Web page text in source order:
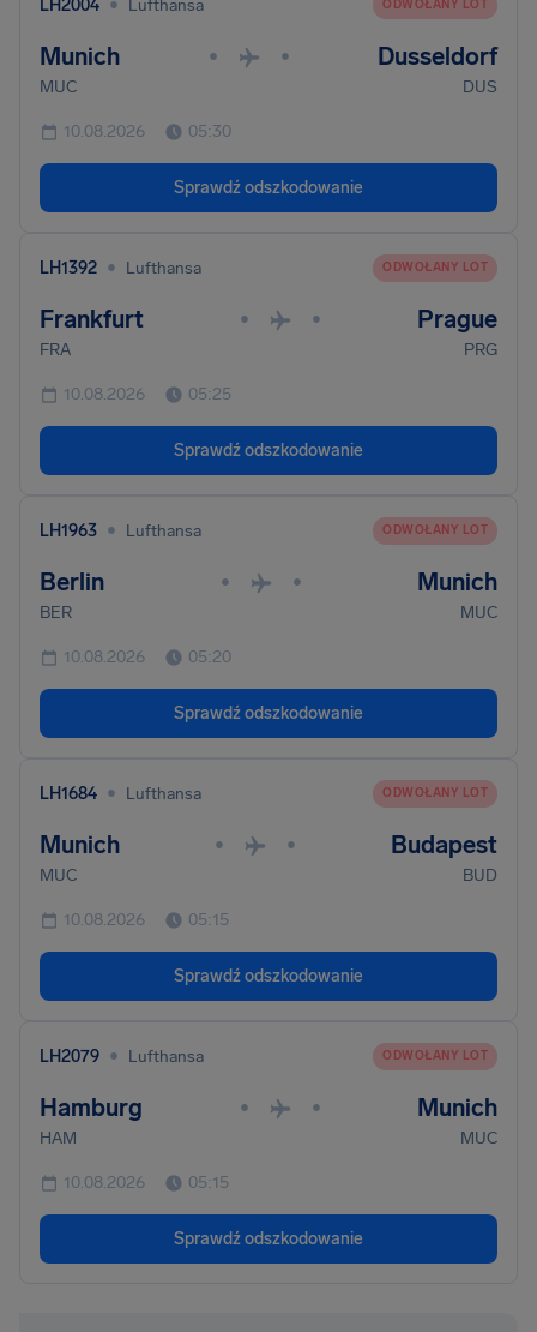
LH2004 Lufthansa ODWOŁANY LOT
Munich • • Dusseldorf
MUC DUS
10.08.2026 05:30
Sprawdź odszkodowanie
LH1392 • Lufthansa ODWOŁANY LOT
Frankfurt • • Prague
FRA PRG
10.08.2026 05:25
Sprawdź odszkodowanie
LH1963 • Lufthansa ODWOŁANY LOT
Berlin • • Munich
BER MUC
10.08.2026 05:20
Sprawdź odszkodowanie
LH1684 • Lufthansa ODWOŁANY LOT
Munich • • Budapest
MUC BUD
10.08.2026 05:15
Sprawdź odszkodowanie
LH2079 • Lufthansa ODWOŁANY LOT
Hamburg • • Munich
HAM MUC
10.08.2026 05:15
Sprawdź odszkodowanie